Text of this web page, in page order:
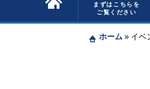
まずはこちらを
ご覧ください
ホーム » イベ